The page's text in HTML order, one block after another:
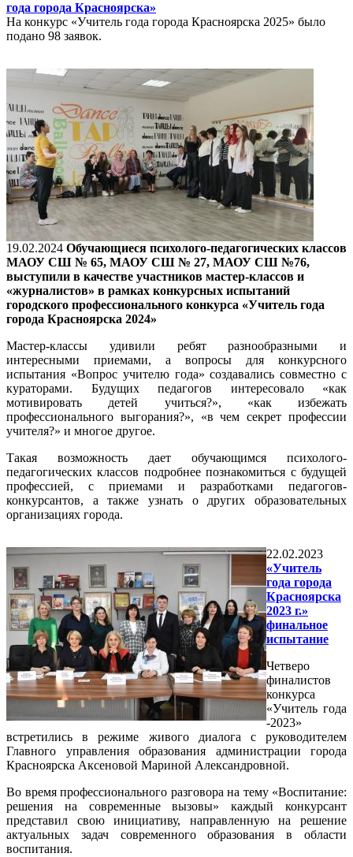
года города Красноярска»
На конкурс «Учитель года города Красноярска 2025» было
подано 98 заявок.
19.02.2024 Обучающиеся психолого-педагогических классов
МАОУ СШ № 65, МАОУ СШ № 27, МАОУ СШ №76,
выступили в качестве участников мастер-классов и
«журналистов» в рамках конкурсных испытаний
городского профессионального конкурса «Учитель года
города Красноярска 2024»
Мастер-классы удивили ребят разнообразными и
интересными приемами, а вопросы для конкурсного
испытания «Вопрос учителю года» создавались совместно с
кураторами. Будущих педагогов интересовало «как
мотивировать детей учиться?», «как избежать
профессионального выгорания?», «в чем секрет профессии
учителя?» и многое другое.
Такая возможность дает обучающимся психолого-
педагогических классов подробнее познакомиться с будущей
профессией, с приемами и разработками педагогов-
конкурсантов, а также узнать о других образовательных
организациях города.
22.02.2023
«Учитель
года города
Красноярска
2023 г.»
финальное
испытание
Четверо
финалистов
конкурса
«Учитель года
-2023»
встретились в режиме живого диалога с руководителем
Главного управления образования администрации города
Красноярска Аксеновой Мариной Александровной.
Во время профессионального разговора на тему «Воспитание:
решения на современные вызовы» каждый конкурсант
представил свою инициативу, направленную на решение
актуальных задач современного образования в области
воспитания.